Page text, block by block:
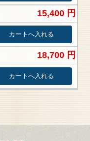
15,400 円
18,700 円